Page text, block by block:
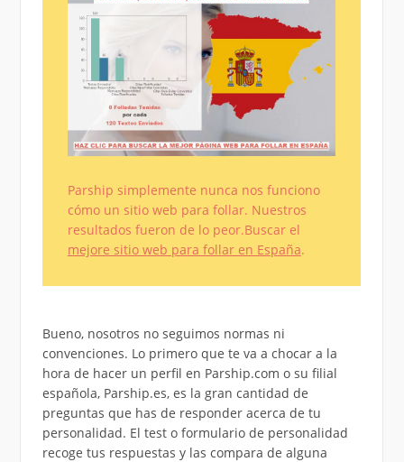
Parship simplemente nunca nos funciono
cómo un sitio web para follar. Nuestros
resultados fueron de lo peor.Buscar el
mejore sitio web para follar en España.
Bueno, nosotros no seguimos normas ni
convenciones. Lo primero que te va a chocar a la
hora de hacer un perfil en Parship.com o su filial
española, Parship.es, es la gran cantidad de
preguntas que has de responder acerca de tu
personalidad. El test o formulario de personalidad
recoge tus respuestas y las compara de alguna